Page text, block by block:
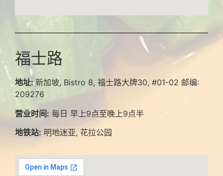
福士路
地址:新加坡, Bistro 8, 福士路大牌30, #01-02 邮编:
209276
营业时间: 每日 早上9点至晚上9点半
地铁站: 明地迷亚, 花拉公园